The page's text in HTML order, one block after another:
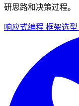
研思路和决策过程。
响应式编程 框架选型